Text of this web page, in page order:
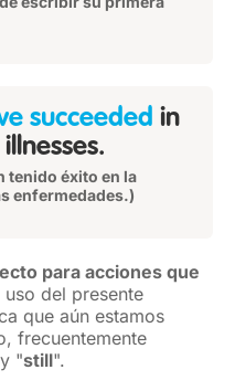
succeeded in
tenido éxito en la
enfermedades.)
para acciones que
uso del presente
que aún estamos
frecuentemente
"still".